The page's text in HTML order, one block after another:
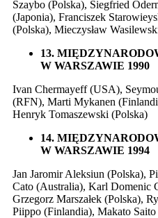
Szaybo (Polska), Siegfried
(Japonia), Franciszek
(Polska), Mieczysław
13.
W WARSZAWIE 1990
Ivan Chermayeff (USA),
(RFN), Marti Mykanen
Henryk Tomaszewski (Polska)
14.
W WARSZAWIE 1994
Jan Jaromir Aleksiun (Polska),
Cato (Australia), Karl Domenic
Grzegorz Marszałek (Polska),
Piippo (Finlandia), Makato Saito